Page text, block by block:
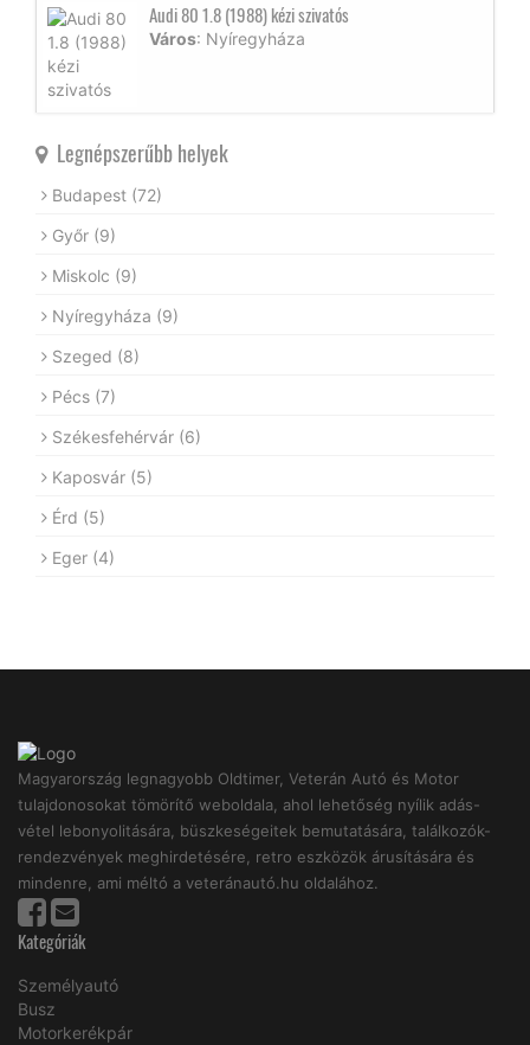
Audi 80 1.8 (1988) kézi szivatós
Város: Nyíregyháza
Legnépszerűbb helyek
Budapest (72)
Győr (9)
Miskolc (9)
Nyíregyháza (9)
Szeged (8)
Pécs (7)
Székesfehérvár (6)
Kaposvár (5)
Érd (5)
Eger (4)
Magyarország legnagyobb Oldtimer, Veterán Autó és Motor
tulajdonosokat tömörítő weboldala, ahol lehetőség nyílik adás-
vétel lebonyolitására, büszkeségeitek bemutatására, találkozók-
rendezvények meghirdetésére, retro eszközök árusítására és
mindenre, ami méltó a veteránautó.hu oldalához.
Kategóriák
Személyautó
Busz
Motorkerékpár